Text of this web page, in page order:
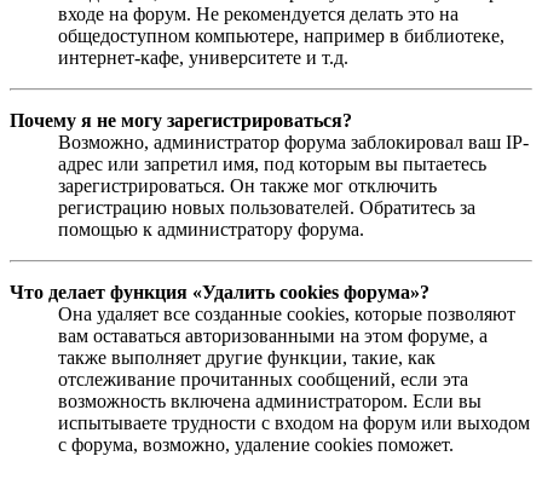
входе на форум. Не рекомендуется делать это на
общедоступном компьютере, например в библиотеке,
интернет-кафе, университете и т.д.
Почему я не могу зарегистрироваться?
Возможно, администратор форума заблокировал ваш IP-
адрес или запретил имя, под которым вы пытаетесь
зарегистрироваться. Он также мог отключить
регистрацию новых пользователей. Обратитесь за
помощью к администратору форума.
Что делает функция «Удалить cookies форума»?
Она удаляет все созданные cookies, которые позволяют
вам оставаться авторизованными на этом форуме, а
также выполняет другие функции, такие, как
отслеживание прочитанных сообщений, если эта
возможность включена администратором. Если вы
испытываете трудности с входом на форум или выходом
с форума, возможно, удаление cookies поможет.